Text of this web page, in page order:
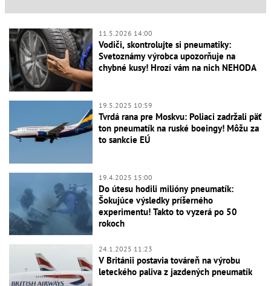
11.5.2026 14:00
Vodiči, skontrolujte si pneumatiky:
Svetoznámy výrobca upozorňuje na
chybné kusy! Hrozí vám na nich NEHODA
19.5.2025 10:59
Tvrdá rana pre Moskvu: Poliaci zadržali päť
ton pneumatík na ruské boeingy! Môžu za
to sankcie EÚ
19.4.2025 15:00
Do útesu hodili milióny pneumatík:
Šokujúce výsledky príšerného
experimentu! Takto to vyzerá po 50
rokoch
24.1.2025 11:23
V Británii postavia továreň na výrobu
leteckého paliva z jazdených pneumatík